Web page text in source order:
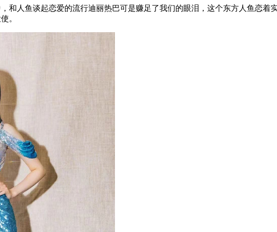
人鱼谈起恋爱的流行迪丽热巴可是赚足了我们的眼泪，这个东方人鱼恋着
。